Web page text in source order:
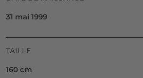
31 mai 1999
TAILLE
160 cm